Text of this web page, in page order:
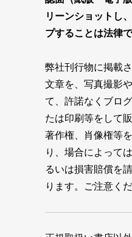
リーンショットし
プすることは法律
弊社刊行物に掲載
文章を、写真撮影
て、許諾なくブロ
たは印刷等をして
著作権、肖像権等
り、場合によって
るいは損害賠償を
ります。ご注意くだ